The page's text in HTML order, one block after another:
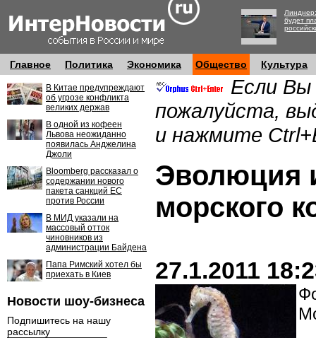
будет
Главное Политика Экономика Общество Культура
В Китае предупреждают
об угрозе конфликта
великих держав
В одной из кофеен
Львова неожиданно
появилась Анджелина
Джоли
Bloomberg рассказал о
содержании нового
пакета санкций ЕС
против России
В МИД указали на
массовый отток
чиновников из
администрации Байдена
Папа Римский хотел бы
приехать в Киев
Новости шоу-бизнеса
Подпишитесь на нашу
рассылку
Если Вы
пожалуйста,
и нажмите
Эволюция
морского
27.1.2011